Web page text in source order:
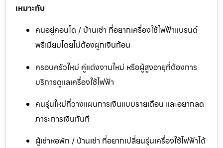
เหมาะกับ
คนอยู่คอนโด / บ้านเช่า ที่อยากเครื่องใช้ไฟฟ้าแบรนด์
พรีเมียมโดยไม่ต้องผูกเงินก้อน
ครอบครัวใหม่ คู่แต่งงานใหม่ หรือผู้สูงอายุที่ต้องการ
บริการดูแลเครื่องใช้ไฟฟ้า
คนรุ่นใหม่ที่วางแผนการเงินแบบรายเดือน และอยากลด
ภาระการเงินทันที
ผู้เช่าหอพัก / บ้านเช่า ที่อยากเปลี่ยนรุ่นเครื่องใช้ไฟฟ้าได้